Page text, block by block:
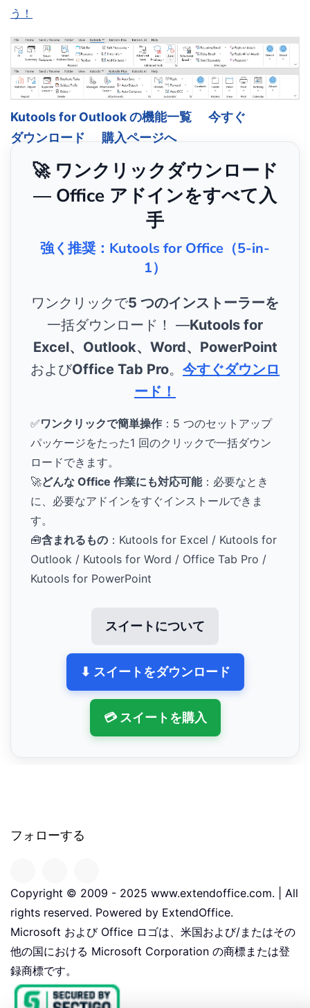
う！
Kutools for Outlook の機能一覧
今すぐ
ダウンロード
購入ページへ
🚀 ワンクリックダウンロード
— Office アドインをすべて入
手
強く推奨：Kutools for Office（5-in-
1）
ワンクリックで5 つのインストーラーを
一括ダウンロード！ ―Kutools for
Excel、Outlook、Word、PowerPoint
およびOffice Tab Pro。 今すぐダウンロ
ード！
✅ワンクリックで簡単操作 ：5 つのセットアップ
パッケージをたった1 回のクリックで一括ダウン
ロードできます。
🚀どんな Office 作業にも対応可能：必要なとき
に、必要なアドインをすぐインストールできま
す。
🧰含まれるもの ：Kutools for Excel / Kutools for
Outlook / Kutools for Word / Office Tab Pro /
Kutools for PowerPoint
スイートについて
⬇ スイートをダウンロード
💳 スイートを購入
フォローする
Copyright © 2009 - 2025 www.extendoffice.com. | All
rights reserved. Powered by ExtendOffice.
Microsoft および Office ロゴは、米国および/またはその
他の国における Microsoft Corporation の商標または登
録商標です。